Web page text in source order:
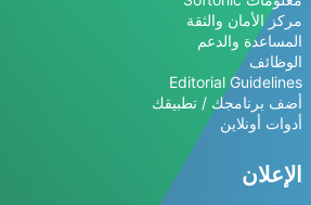
مركز الأمان والثقة
المساعدة والدعم
الوظائف
Editorial Guidelines
أضف برنامجك / تطبيقك
أدوات أونلاين
الإعلان